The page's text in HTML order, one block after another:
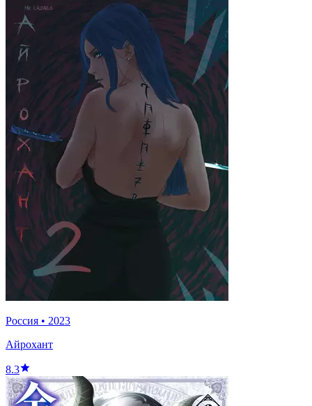
Россия • 2023
Айрохант
8.3